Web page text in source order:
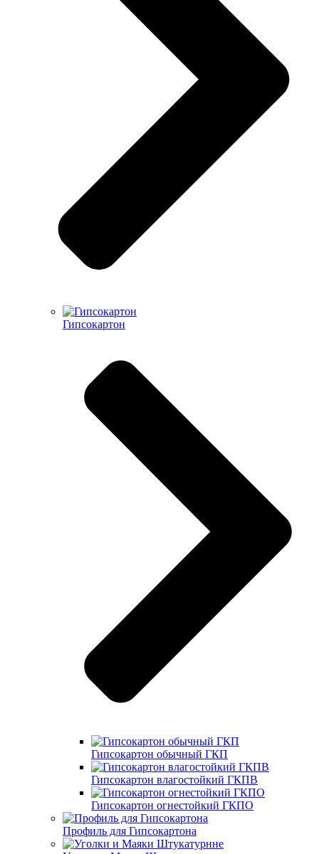
Гипсокартон
Гипсокартон обычный ГКП
Гипсокартон влагостойкий ГКПВ
Гипсокартон огнестойкий ГКПО
Профиль для Гипсокартона